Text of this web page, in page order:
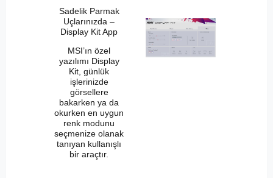
Sadelik Parmak
Uçlarınızda –
Display Kit App
MSI’ın özel
yazılımı Display
Kit, günlük
işlerinizde
görsellere
bakarken ya da
okurken en uygun
renk modunu
seçmenize olanak
tanıyan kullanışlı
bir araçtır.